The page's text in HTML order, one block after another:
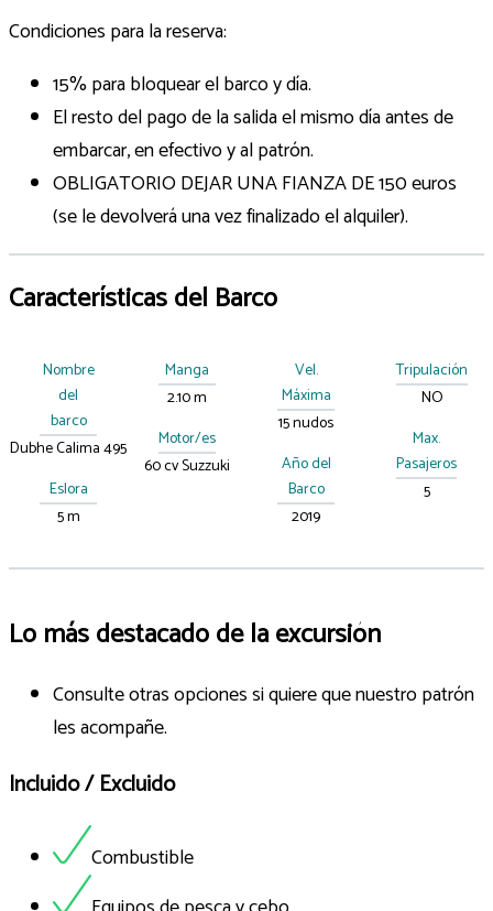
Condiciones para la reserva:
15% para bloquear el barco y día.
El resto del pago de la salida el mismo día antes de
embarcar, en efectivo y al patrón.
OBLIGATORIO DEJAR UNA FIANZA DE 150 euros
(se le devolverá una vez finalizado el alquiler).
Características del Barco
Nombre
del
barco
Dubhe Calima 495
Eslora
5 m
Manga
2.10 m
Motor/es
60 cv Suzzuki
Vel.
Máxima
15 nudos
Año del
Barco
2019
Tripulación
NO
Max.
Pasajeros
5
Lo más destacado de la excursión
Consulte otras opciones si quiere que nuestro patrón
les acompañe.
Incluido / Excluido
Combustible